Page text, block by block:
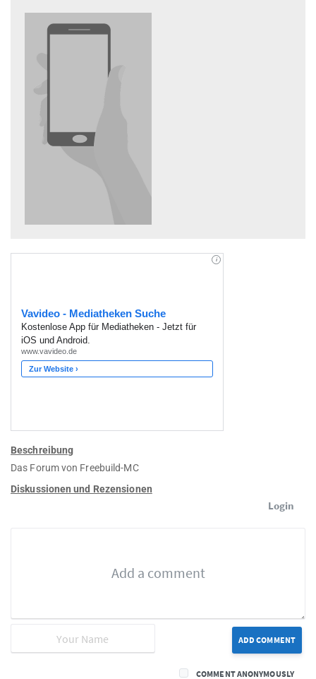
Beschreibung
Das Forum von Freebuild-MC
Diskussionen und Rezensionen
Login
ADD COMMENT
COMMENT ANONYMOUSLY